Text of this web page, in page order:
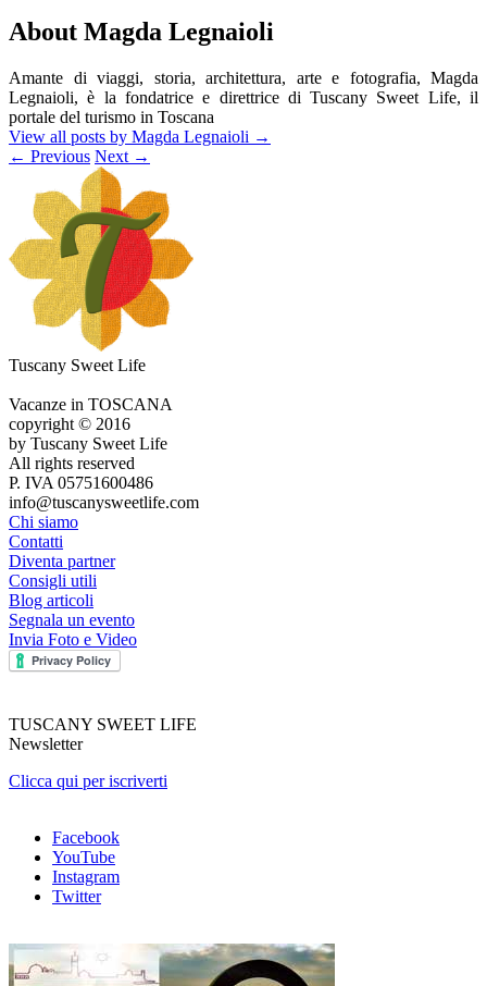
About Magda Legnaioli
Amante di viaggi, storia, architettura, arte e fotografia, Magda
Legnaioli, è la fondatrice e direttrice di Tuscany Sweet Life, il
portale del turismo in Toscana
View all posts by Magda Legnaioli →
← Previous Next →
Tuscany Sweet Life
Vacanze in TOSCANA
copyright © 2016
by Tuscany Sweet Life
All rights reserved
P. IVA 05751600486
info@tuscanysweetlife.com
Chi siamo
Contatti
Diventa partner
Consigli utili
Blog articoli
Segnala un evento
Invia Foto e Video
TUSCANY SWEET LIFE
Newsletter
Clicca qui per iscriverti
Facebook
YouTube
Instagram
Twitter